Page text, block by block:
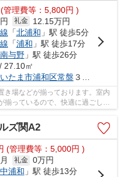
(管理費等：5,800円 )
礼金
12.15万円
「北浦和 」駅 徒歩5分
「浦和 」駅 徒歩17分
南与野」駅 徒歩26分
27.10㎡
たま市浦和区常盤 ３丁目２２-１５
き場などが揃っております。室内
っているので、快適に過ごしや
面は、オ...
ズ関A2
(管理費等：5,000円 )
礼金 0万円
中浦和 」駅 徒歩13分